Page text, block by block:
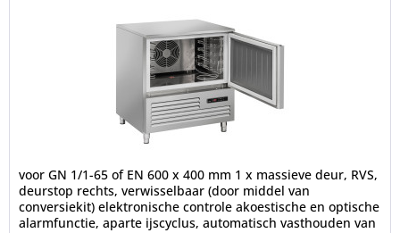
voor GN 1/1-65 of EN 600 x 400 mm 1 x massieve deur, RVS,
deurstop rechts, verwisselbaar (door middel van
conversiekit) elektronische controle akoestische en optische
alarmfunctie, aparte ijscyclus, automatisch vasthouden van